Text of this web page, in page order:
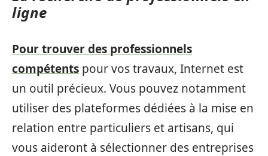
ligne
Pour trouver des professionnels
compétents pour vos travaux, Internet est
un outil précieux. Vous pouvez notamment
utiliser des plateformes dédiées à la mise en
relation entre particuliers et artisans, qui
vous aideront à sélectionner des entreprises